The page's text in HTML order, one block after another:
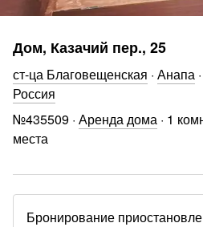
Дом, Казачий пер., 25
ст-ца Благовещенская · Анапа ·
Россия
№435509 · Аренда дома · 1
места
Бронирование